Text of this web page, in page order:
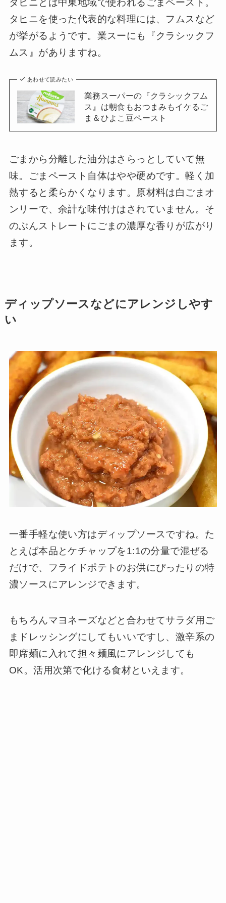
タヒニとは中東地域で使われるごまペースト。
タヒニを使った代表的な料理には、フムスなど
が挙がるようです。業スーにも『クラシックフ
ムス』がありますね。
あわせて読みたい
業務スーパーの『クラシックフム
ス』は朝食もおつまみもイケるご
ま＆ひよこ豆ペースト
ごまから分離した油分はさらっとしていて無
味。ごまペースト自体はやや硬めです。軽く加
熱すると柔らかくなります。原材料は白ごまオ
ンリーで、余計な味付けはされていません。そ
のぶんストレートにごまの濃厚な香りが広がり
ます。
ディップソースなどにアレンジしやす
い
一番手軽な使い方はディップソースですね。た
とえば本品とケチャップを1:1の分量で混ぜる
だけで、フライドポテトのお供にぴったりの特
濃ソースにアレンジできます。
もちろんマヨネーズなどと合わせてサラダ用ご
まドレッシングにしてもいいですし、激辛系の
即席麺に入れて担々麺風にアレンジしても
OK。活用次第で化ける食材といえます。